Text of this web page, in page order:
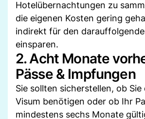
Hotelübernachtungen zu
die eigenen Kosten gering
indirekt für den
einsparen.
2. Acht Monate
Pässe & Impfungen
Sie sollten sicherstellen, ob Sie
Visum benötigen oder ob Ihr
mindestens sechs Monate